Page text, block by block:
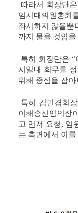
따라서 회장단
임시대의원총회
좌시하지 않을뿐
까지 물을 것임
특히 회장단은
시일내 회무를
위해 중심을 잡
특히 김민겸회
이해송신임의장
고 먼저 요청, 임
는 측면에서 이